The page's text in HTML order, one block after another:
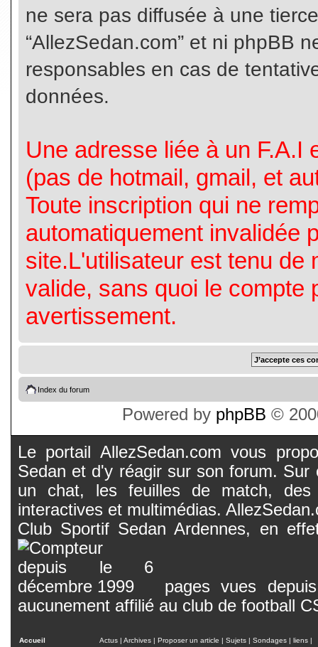
ne sera pas diffusée à une
“AllezSedan.com” et ni phpBB
responsables en cas de
données.
Une adresse liée à un F.A.I
(pas de hotmail, gmail, et
Toute inscription qui ne
automatiquement invalidée
site.L'utilisateur est tenu de
valide, sans quoi le compte
avertissement.
Index du forum
Powered by phpBB ©
Le portail AllezSedan.com vous
Sedan et d'y réagir sur son forum.
un chat, les feuilles de match, des
interactives et multimédias.
Club Sportif Sedan Ardennes, en
pages vues
aucunement affilié au club de football
Accueil Actus | Archives | Proposer un article | Sujets | Sondages | liens |